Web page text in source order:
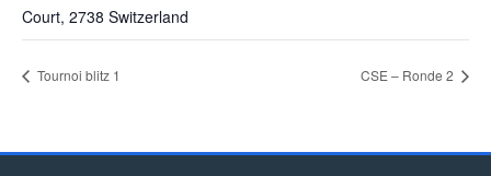
Court, 2738 Switzerland
Tournoi blitz 1 CSE – Ronde 2